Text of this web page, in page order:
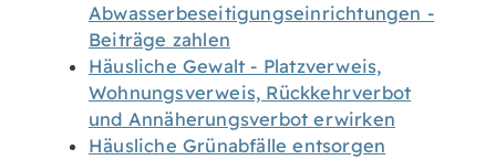
Abwasserbeseitigungseinrichtungen -
Beiträge zahlen
Häusliche Gewalt - Platzverweis,
Wohnungsverweis, Rückkehrverbot
und Annäherungsverbot erwirken
Häusliche Grünabfälle entsorgen